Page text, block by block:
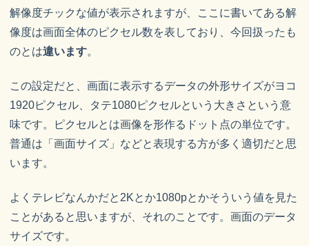
解像度チックな値が表示されますが、ここに書いてある解
像度は画面全体のピクセル数を表しており、今回扱ったも
のとは違います。
この設定だと、画面に表示するデータの外形サイズがヨコ
1920ピクセル、タテ1080ピクセルという大きさという意
味です。ピクセルとは画像を形作るドット点の単位です。
普通は「画面サイズ」などと表現する方が多く適切だと思
います。
よくテレビなんかだと2Kとか1080pとかそういう値を見た
ことがあると思いますが、それのことです。画面のデータ
サイズです。